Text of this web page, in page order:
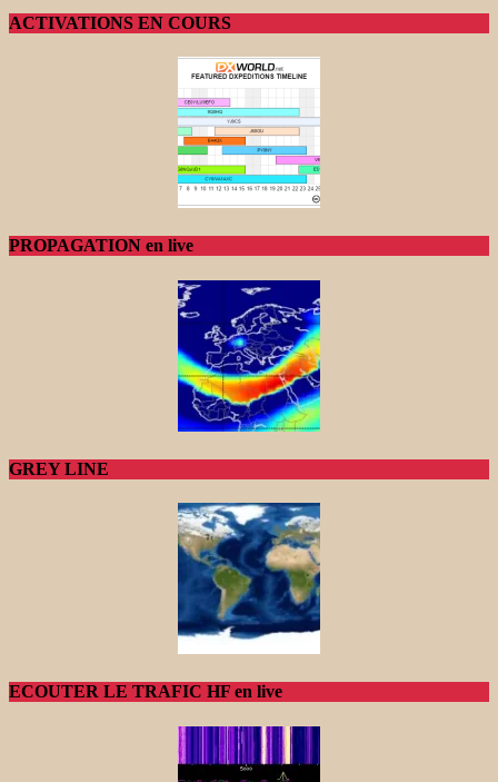
ACTIVATIONS EN COURS
PROPAGATION en live
GREY LINE
ECOUTER LE TRAFIC HF en live